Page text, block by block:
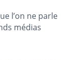
l’on ne parle
médias